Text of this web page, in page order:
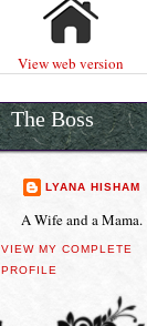
View web version
The Boss
LYANA HISHAM
A Wife and a Mama.
VIEW MY COMPLETE
PROFILE